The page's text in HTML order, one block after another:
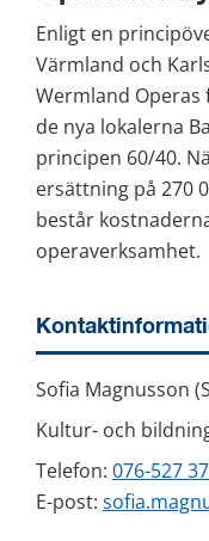
Enligt en
Värmland och
Wermland
de nya lokalerna
principen 60/40.
ersättning på 270
består
operaverksamhet.
Sofia Magnusson
Kultur- och
Telefon: 076-527
E-post: